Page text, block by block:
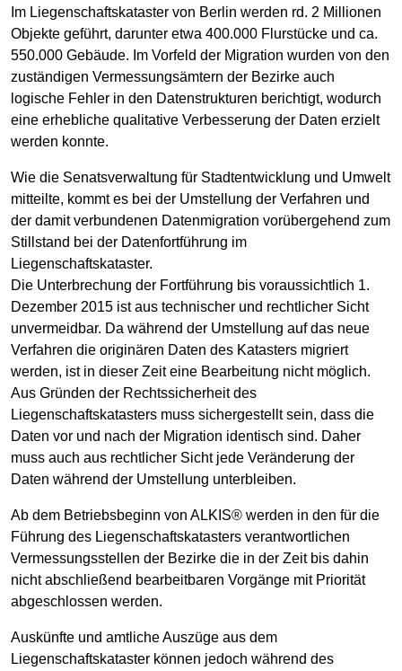
Im Liegenschaftskataster von Berlin werden rd. 2 Millionen
Objekte geführt, darunter etwa 400.000 Flurstücke und ca.
550.000 Gebäude. Im Vorfeld der Migration wurden von den
zuständigen Vermessungsämtern der Bezirke auch
logische Fehler in den Datenstrukturen berichtigt, wodurch
eine erhebliche qualitative Verbesserung der Daten erzielt
werden konnte.
Wie die Senatsverwaltung für Stadtentwicklung und Umwelt
mitteilte, kommt es bei der Umstellung der Verfahren und
der damit verbundenen Datenmigration vorübergehend zum
Stillstand bei der Datenfortführung im
Liegenschaftskataster.
Die Unterbrechung der Fortführung bis voraussichtlich 1.
Dezember 2015 ist aus technischer und rechtlicher Sicht
unvermeidbar. Da während der Umstellung auf das neue
Verfahren die originären Daten des Katasters migriert
werden, ist in dieser Zeit eine Bearbeitung nicht möglich.
Aus Gründen der Rechtssicherheit des
Liegenschaftskatasters muss sichergestellt sein, dass die
Daten vor und nach der Migration identisch sind. Daher
muss auch aus rechtlicher Sicht jede Veränderung der
Daten während der Umstellung unterbleiben.
Ab dem Betriebsbeginn von ALKIS® werden in den für die
Führung des Liegenschaftskatasters verantwortlichen
Vermessungsstellen der Bezirke die in der Zeit bis dahin
nicht abschließend bearbeitbaren Vorgänge mit Priorität
abgeschlossen werden.
Auskünfte und amtliche Auszüge aus dem
Liegenschaftskataster können jedoch während des